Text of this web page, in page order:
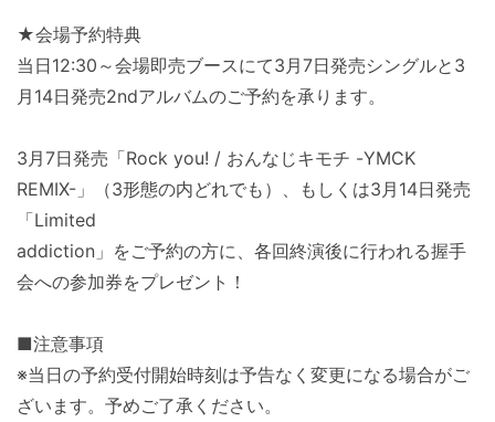
★会場予約特典
当日12:30～会場即売ブースにて3月7日発売シングルと3
月14日発売2ndアルバムのご予約を承ります。
3月7日発売「Rock you! / おんなじキモチ -YMCK
REMIX-」（3形態の内どれでも）、もしくは3月14日発売
「Limited
addiction」をご予約の方に、各回終演後に行われる握手
会への参加券をプレゼント！
■注意事項
※当日の予約受付開始時刻は予告なく変更になる場合がご
ざいます。予めご了承ください。